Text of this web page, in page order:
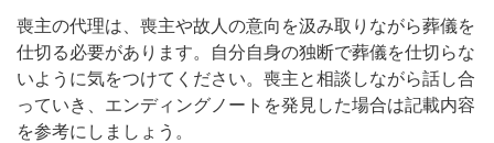
喪主の代理は、喪主や故人の意向を汲み取りながら葬儀を
仕切る必要があります。自分自身の独断で葬儀を仕切らな
いように気をつけてください。喪主と相談しながら話し合
っていき、エンディングノートを発見した場合は記載内容
を参考にしましょう。